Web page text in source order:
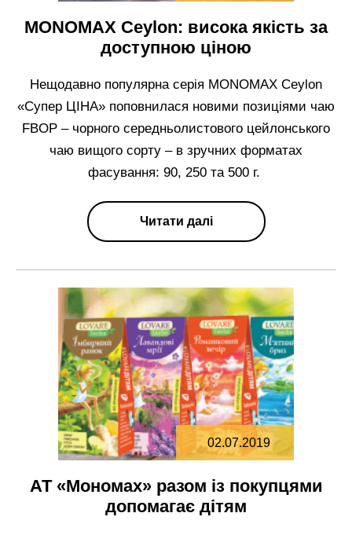
МОNOMAX Ceylon: висока якість за
доступною ціною
Нещодавно популярна серія МОNOMAX Ceylon
«Супер ЦІНА» поповнилася новими позиціями чаю
FBOP – чорного середньолистового цейлонського
чаю вищого сорту – в зручних форматах
фасування: 90, 250 та 500 г.
Читати далі
02.07.2019
АТ «Мономах» разом із покупцями
допомагає дітям